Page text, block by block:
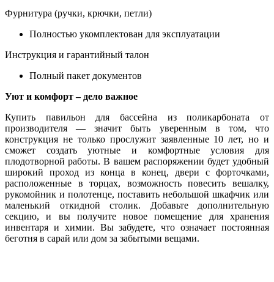
Фурнитура (ручки, крючки, петли)
Полностью укомплектован для эксплуатации
Инструкция и гарантийный талон
Полный пакет документов
Уют и комфорт – дело важное
Купить павильон для бассейна из поликарбоната от
производителя — значит быть уверенным в том, что
конструкция не только прослужит заявленные 10 лет, но и
сможет создать уютные и комфортные условия для
плодотворной работы. В вашем распоряжении будет удобный
широкий проход из конца в конец, двери с форточками,
расположенные в торцах, возможность повесить вешалку,
рукомойник и полотенце, поставить небольшой шкафчик или
маленький откидной столик. Добавьте дополнительную
секцию, и вы получите новое помещение для хранения
инвентаря и химии. Вы забудете, что означает постоянная
беготня в сарай или дом за забытыми вещами.